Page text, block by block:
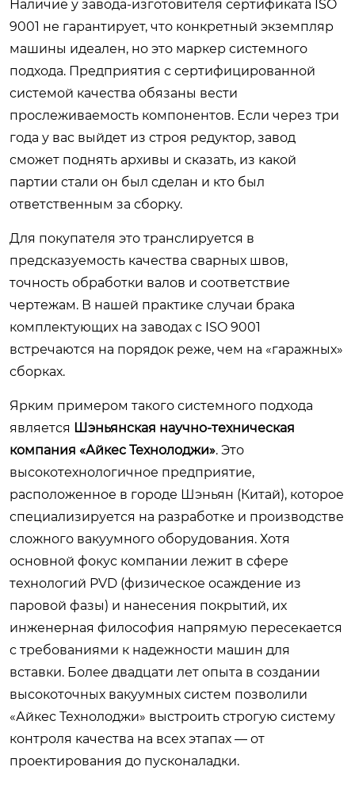
Наличие у завода-изготовителя сертификата ISO
9001 не гарантирует, что конкретный экземпляр
машины идеален, но это маркер системного
подхода. Предприятия с сертифицированной
системой качества обязаны вести
прослеживаемость компонентов. Если через три
года у вас выйдет из строя редуктор, завод
сможет поднять архивы и сказать, из какой
партии стали он был сделан и кто был
ответственным за сборку.
Для покупателя это транслируется в
предсказуемость качества сварных швов,
точность обработки валов и соответствие
чертежам. В нашей практике случаи брака
комплектующих на заводах с ISO 9001
встречаются на порядок реже, чем на «гаражных»
сборках.
Ярким примером такого системного подхода
является Шэньянская научно-техническая
компания «Айкес Технолоджи». Это
высокотехнологичное предприятие,
расположенное в городе Шэньян (Китай), которое
специализируется на разработке и производстве
сложного вакуумного оборудования. Хотя
основной фокус компании лежит в сфере
технологий PVD (физическое осаждение из
паровой фазы) и нанесения покрытий, их
инженерная философия напрямую пересекается
с требованиями к надежности машин для
вставки. Более двадцати лет опыта в создании
высокоточных вакуумных систем позволили
«Айкес Технолоджи» выстроить строгую систему
контроля качества на всех этапах — от
проектирования до пусконаладки.